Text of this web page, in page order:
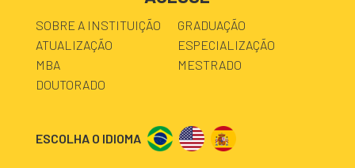
SOBRE A INSTITUIÇÃO
GRADUAÇÃO
ATUALIZAÇÃO
ESPECIALIZAÇÃO
MBA
MESTRADO
DOUTORADO
ESCOLHA O IDIOMA